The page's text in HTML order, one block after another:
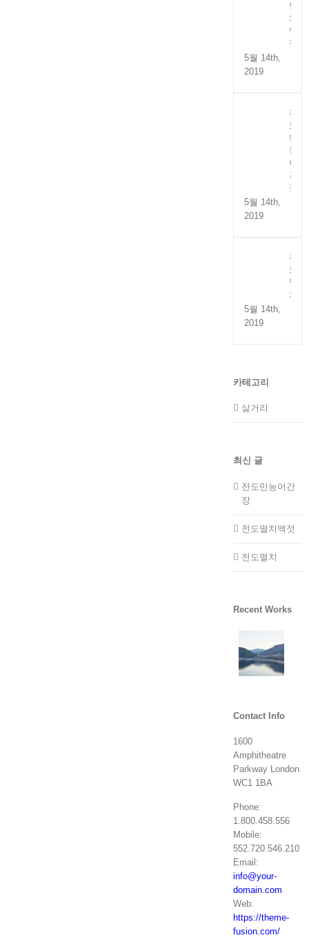
멸
치
액
젓
5월 14th,
2019
전
도
만
능
어
간
장
5월 14th,
2019
전
도
멸
치
5월 14th,
2019
카테고리
살거리
최신 글
전도만능어간
장
전도멸치액젓
전도멸치
Recent Works
Contact Info
1600
Amphitheatre
Parkway London
WC1 1BA
Phone:
1.800.458.556
Mobile:
552.720.546.210
Email:
info@your-
domain.com
Web:
https://theme-
fusion.com/